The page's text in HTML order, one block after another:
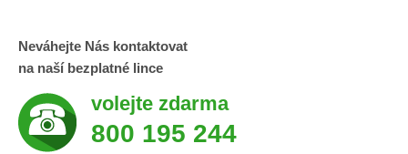
Neváhejte Nás kontaktovat
na naší bezplatné lince
volejte zdarma
800 195 244